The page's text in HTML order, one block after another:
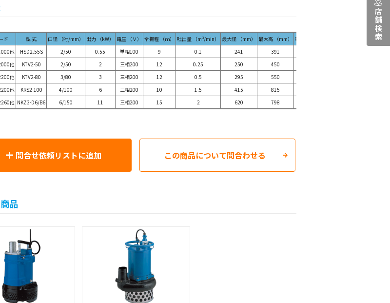
ド 型 式 口径 （吋/mm） 出力 （kW） 電圧 （Ｖ） 全揚程 （ｍ） 吐出量 （m³/min） 最大径 （mm） 最大高 （mm） 重量 （kg）
他
HSD2.55S 2/50 0.55 単相100 9 0.1 241 391
他
KTV2-50 2/50 2 三相200 12 0.25 250 450
他
KTV2-80 3/80 3 三相200 12 0.5 295 550
他
KRS2-100 4/100 6 三相200 10 1.5 415 815
他 NKZ3-D6/B6 6/150 11 三相200 15 2 620 798
問合せ依頼リストに追加 この商品について問合わせる
品
店舗検索